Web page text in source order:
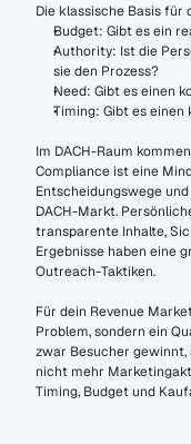
Die klassische Basis für
Budget: Gibt es ein
Authority: Ist die
sie den Prozess?
Need: Gibt es einen
Timing: Gibt es
Im DACH-Raum
Compliance ist eine
Entscheidungswege
DACH-Markt.
transparente Inhalte,
Ergebnisse haben eine
Outreach-Taktiken.
Für dein Revenue
Problem, sondern ein
zwar Besucher gewinnt,
nicht mehr
Timing, Budget und